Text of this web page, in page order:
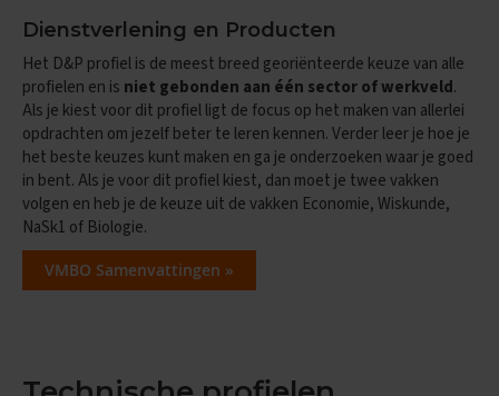
s
E
x
a
m
e
t
i
p
s
O
Dienstverlening en Producten
Het D&P profiel is de meest breed georiënteerde keuze van alle
profielen en is niet gebonden aan één sector of werkveld.
Als je kiest voor dit profiel ligt de focus op het maken van allerlei
opdrachten om jezelf beter te leren kennen. Verder leer je hoe je
het beste keuzes kunt maken en ga je onderzoeken waar je goed
in bent. Als je voor dit profiel kiest, dan moet je twee vakken
volgen en heb je de keuze uit de vakken Economie, Wiskunde,
NaSk1 of Biologie.
VMBO Samenvattingen »